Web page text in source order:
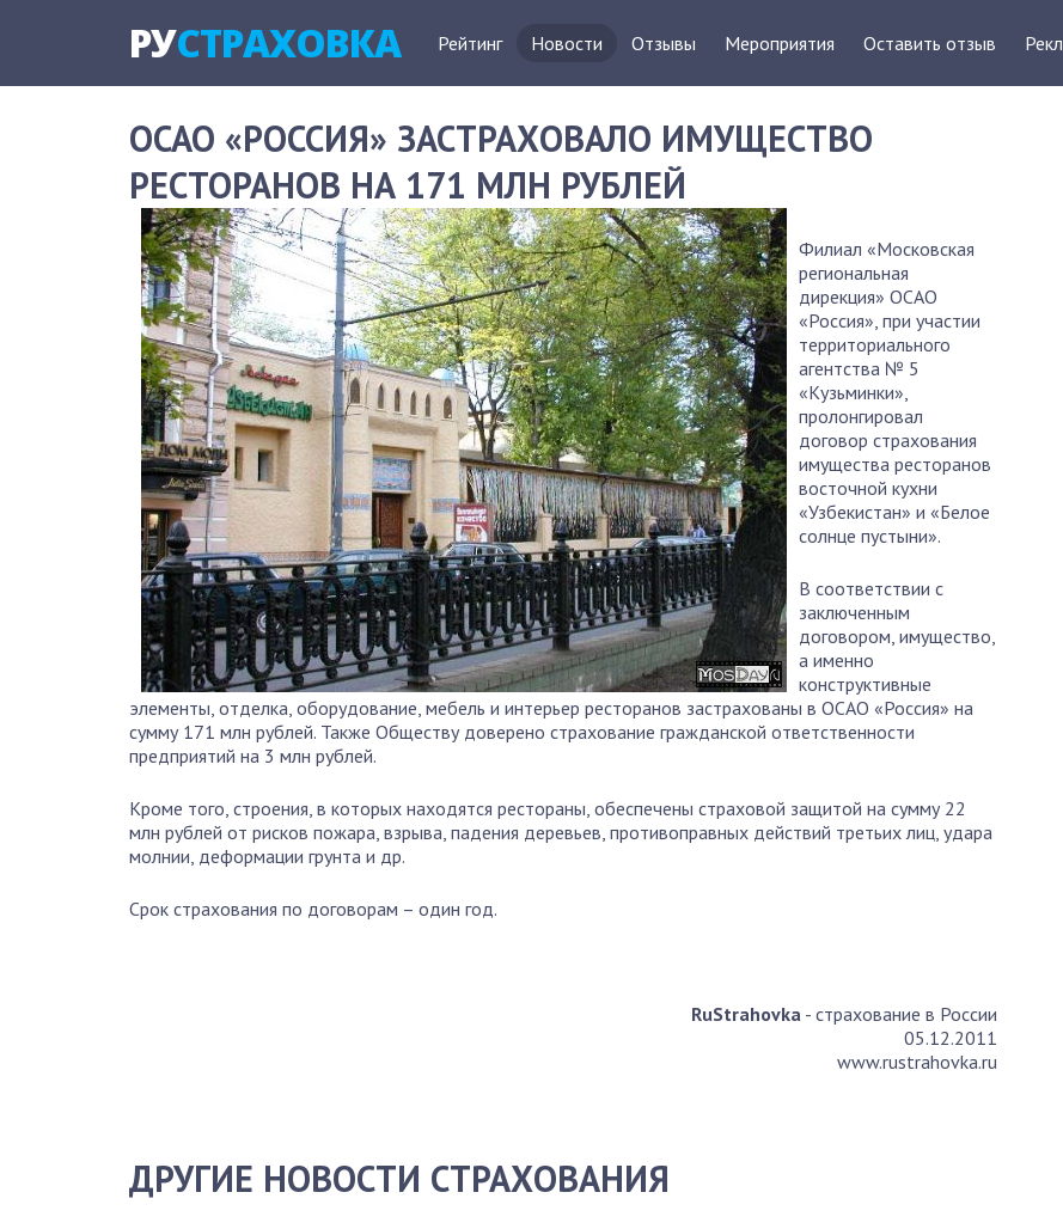
РУСТРАХОВКА Рейтинг Новости Отзывы Мероприятия Оставить отзыв
ОСАО «РОССИЯ» ЗАСТРАХОВАЛО ИМУЩЕСТВО
РЕСТОРАНОВ НА 171 МЛН РУБЛЕЙ
Филиал «Московская
региональная
дирекция» ОСАО
«Россия», при участии
территориального
агентства № 5
«Кузьминки»,
пролонгировал
договор страхования
имущества ресторанов
восточной кухни
«Узбекистан» и «Белое
солнце пустыни».
В соответствии с
заключенным
договором, имущество,
а именно
конструктивные
элементы, отделка, оборудование, мебель и интерьер ресторанов застрахованы в ОСАО «Россия» на
сумму 171 млн рублей. Также Обществу доверено страхование гражданской ответственности
предприятий на 3 млн рублей.
Кроме того, строения, в которых находятся рестораны, обеспечены страховой защитой на сумму 22
млн рублей от рисков пожара, взрыва, падения деревьев, противоправных действий третьих лиц, удара
молнии, деформации грунта и др.
Срок страхования по договорам – один год.
RuStrahovka- страхование в России
05.12.2011
www.rustrahovka.ru
ДРУГИЕ НОВОСТИ СТРАХОВАНИЯ